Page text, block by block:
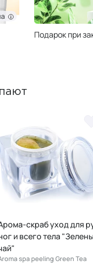
Подарок при
скраб уход для
и всего тела
spa peeling Green Tea